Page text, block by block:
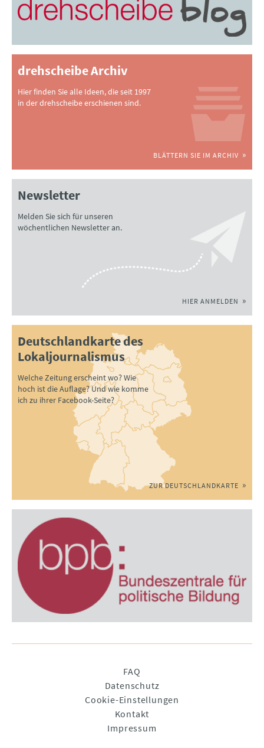
drehscheibe Archiv
Hier finden Sie alle Ideen, die seit 1997
in der drehscheibe erschienen sind.
BLÄTTERN SIE IM ARCHIV
Newsletter
Melden Sie sich für unseren
wöchentlichen Newsletter an.
HIER ANMELDEN
Deutschlandkarte des
Lokaljournalismus
Welche Zeitung erscheint wo? Wie
hoch ist die Auflage? Und wie komme
ich zu ihrer Facebook-Seite?
ZUR DEUTSCHLANDKARTE
FAQ
Datenschutz
Cookie-Einstellungen
Kontakt
Impressum